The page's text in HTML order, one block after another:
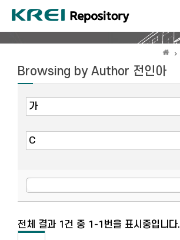
Browsing by Author 전인아
전체 결과 1건 중 1-1번을 표시중입니다.